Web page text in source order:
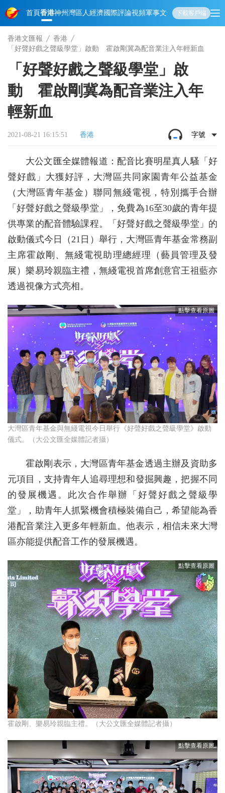
首頁香港神州 灣區人經濟國際評論視頻軍事文化 娛樂生活教育體
下載客戶端
香港文匯報
香港
「好聲好戲之聲級學堂」啟動 霍啟剛冀為配音業注入年輕新血
「好聲好戲之聲級學堂」啟
動 霍啟剛冀為配音業注入年
輕新血
2021-08-21 16:15:51 香港 字號
大公文匯全媒體報道：配音比賽明星真人騷「好
聲好戲」大獲好評，大灣區共同家園青年公益基金
（大灣區青年基金）聯同無綫電視，特別攜手合辦
「好聲好戲之聲級學堂」，免費為16至30歲的青年提
供專業的配音體驗課程。「好聲好戲之聲級學堂」的
啟動儀式今日（21日）舉行，大灣區青年基金常務副
主席霍啟剛、無綫電視助理總經理（藝員管理及發
展）樂易玲親臨主禮，無綫電視首席創意官王祖藍亦
透過視像方式亮相。
大灣區青年基金與無綫電視今日舉行《好聲好戲之聲級學堂》啟動
儀式。（大公文匯全媒體記者攝）
霍啟剛表示，大灣區青年基金透過主辦及資助多
元項目，支持青年人追尋理想和發掘興趣，把握不同
的發展機遇。此次合作舉辦「好聲好戲之聲級學
堂」，助青年人抓緊機會積極裝備自己，希望能為香
港配音業注入更多年輕新血。他表示，相信未來大灣
區亦能提供配音工作的發展機遇。
霍啟剛、樂易玲親臨主禮。（大公文匯全媒體記者攝）